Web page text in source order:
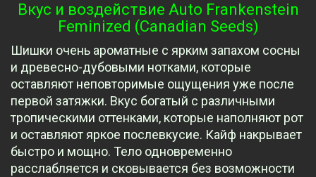
Вкус и воздействие Auto Frankenstein
Feminized (Canadian Seeds)
Шишки очень ароматные с ярким запахом сосны
и древесно-дубовыми нотками, которые
оставляют неповторимые ощущения уже после
первой затяжки. Вкус богатый с различными
тропическими оттенками, которые наполняют рот
и оставляют яркое послевкусие. Кайф накрывает
быстро и мощно. Тело одновременно
расслабляется и сковывается без возможности